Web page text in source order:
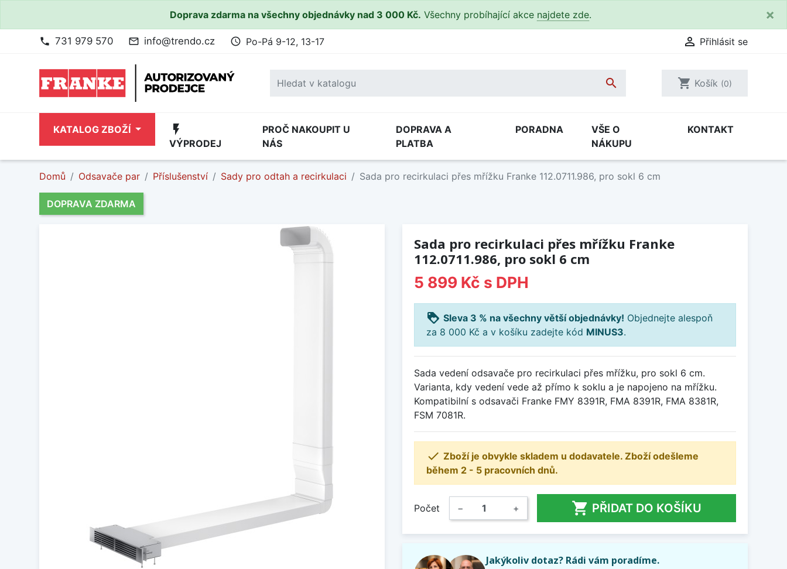
Doprava zdarma na všechny objednávky nad 3 000 Kč. Všechny probíhající akce najdete zde. ×
phone 731 979 570 mail_outline info@trendo.cz access_time Po-Pá 9-12, 13-17  Přihlásit se
 shopping_cart Košík (0)
KATALOG ZBOŽÍ flash_on
VÝPRODEJ
PROČ NAKOUPIT U
NÁS
DOPRAVA A
PLATBA
PORADNA
VŠE O
NÁKUPU
KONTAKT
Domů Odsavače par Příslušenství Sady pro odtah a recirkulaci Sada pro recirkulaci přes mřížku Franke 112.0711.986, pro sokl 6 cm
DOPRAVA ZDARMA
Sada pro recirkulaci přes mřížku Franke
112.0711.986, pro sokl 6 cm
5 899 Kč s DPH
loyalty Sleva 3 % na všechny větší objednávky! Objednejte alespoň
za 8 000 Kč a v košíku zadejte kód MINUS3.
Sada vedení odsavače pro recirkulaci přes mřížku, pro sokl 6 cm.
Varianta, kdy vedení vede až přímo k soklu a je napojeno na mřížku.
Kompatibilní s odsavači Franke FMY 8391R, FMA 8391R, FMA 8381R,
FSM 7081R.
 Zboží je obvykle skladem u dodavatele. Zboží odešleme
během 2 - 5 pracovních dnů.
Počet − +  PŘIDAT DO KOŠÍKU
Jakýkoliv dotaz? Rádi vám poradíme.